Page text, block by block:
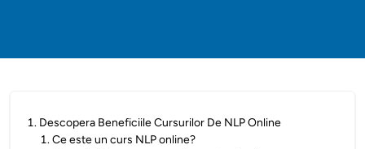
1. Descopera Beneficiile Cursurilor De NLP Online
1.Ce este un curs NLP online?